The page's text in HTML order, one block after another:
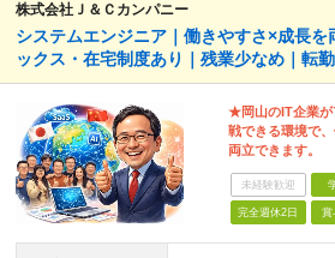
株式会社Ｊ＆Ｃカンパニー
システムエンジニア｜働きやすさ×成長を
ックス・在宅制度あり｜残業少なめ｜転
★岡山のIT企業
戦できる環境で
両立できます。
未経験歓迎
完全週休2日 賞